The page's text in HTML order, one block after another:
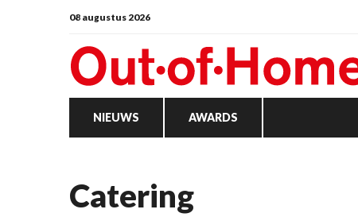
08 augustus 2026
NIEUWS AWARDS
catering